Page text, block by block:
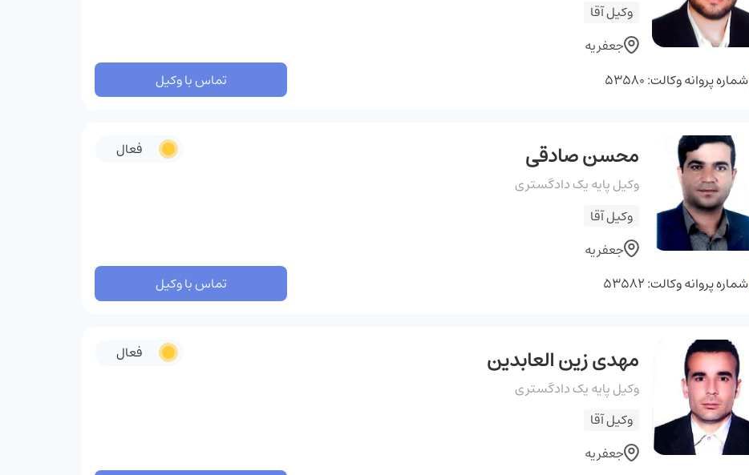
وکیل آقا
جعفریه
شماره پروانه وکالت: 53580 تماس با وکیل
محسن صادقی
وکیل پایه یک دادگستری
وکیل آقا
جعفریه
فعال
شماره پروانه وکالت: 53582 تماس با وکیل
مهدی زین العابدین
وکیل پایه یک دادگستری
وکیل آقا
جعفریه
فعال